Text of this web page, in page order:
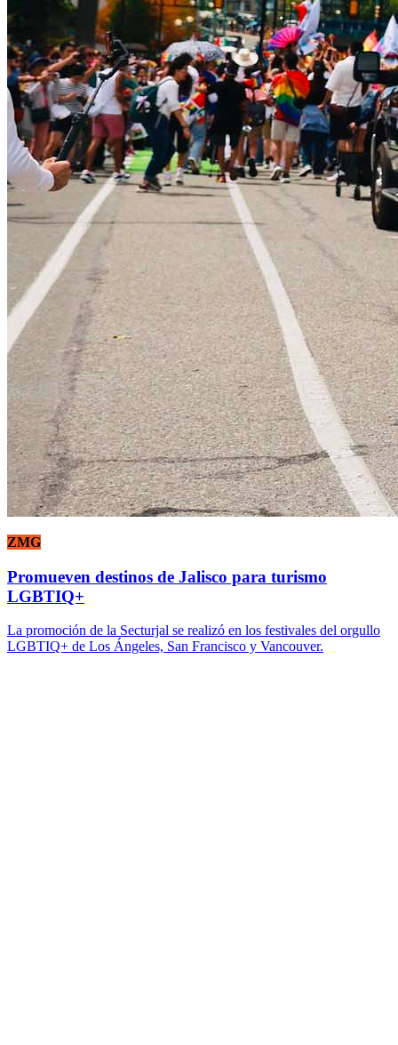
ZMG
Promueven destinos de Jalisco para turismo
LGBTIQ+
La promoción de la Secturjal se realizó en los festivales del orgullo
LGBTIQ+ de Los Ángeles, San Francisco y Vancouver.